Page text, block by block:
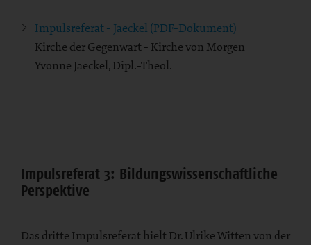
Impulsreferat - Jaeckel (PDF-Dokument)
Kirche der Gegenwart - Kirche von Morgen
Yvonne Jaeckel, Dipl.-Theol.
Impulsreferat 3: Bildungswissenschaftliche
Perspektive
Das dritte Impulsreferat hielt Dr. Ulrike Witten von der